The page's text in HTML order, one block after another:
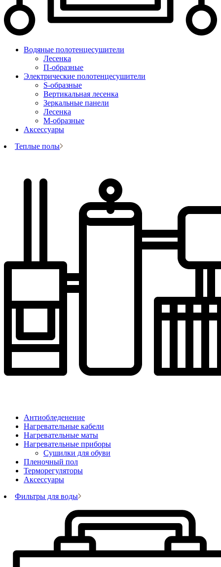
Водяные полотенцесушители
Лесенка
П-образные
Электрические полотенцесушители
S-образные
Вертикальная лесенка
Зеркальные панели
Лесенка
М-образные
Аксессуары
Теплые полы
Антиобледенение
Нагревательные кабели
Нагревательные маты
Нагревательные приборы
Сушилки для обуви
Пленочный пол
Терморегуляторы
Аксессуары
Фильтры для воды